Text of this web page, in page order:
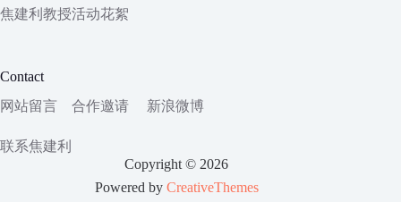
焦建利教授活动花絮
Contact
网站留言
合作邀请 新浪微博
联系焦建利
Copyright © 2026
Powered by CreativeThemes